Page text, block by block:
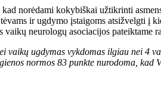
norėdami kokybiškai užtikrinti
ir ugdymo įstaigoms atsižvelgti į
neurologų asociacijos pateiktame
ugdymas vykdomas ilgiau nei 4
normos 83 punkte nurodoma,